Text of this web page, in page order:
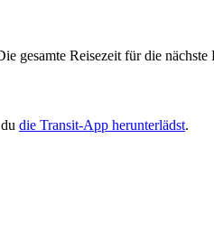
gesamte Reisezeit für die nächste
die Transit-App herunterlädst.